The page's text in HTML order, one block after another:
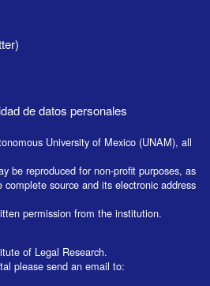
de datos personales
University of Mexico (UNAM), all
be reproduced for non-profit purposes, as
source and its electronic address
permission from the institution.
of Legal Research.
please send an email to: